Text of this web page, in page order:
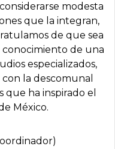
modesta
que la integran,
de que sea
de una
especializados,
la descomunal
ha inspirado el
México.